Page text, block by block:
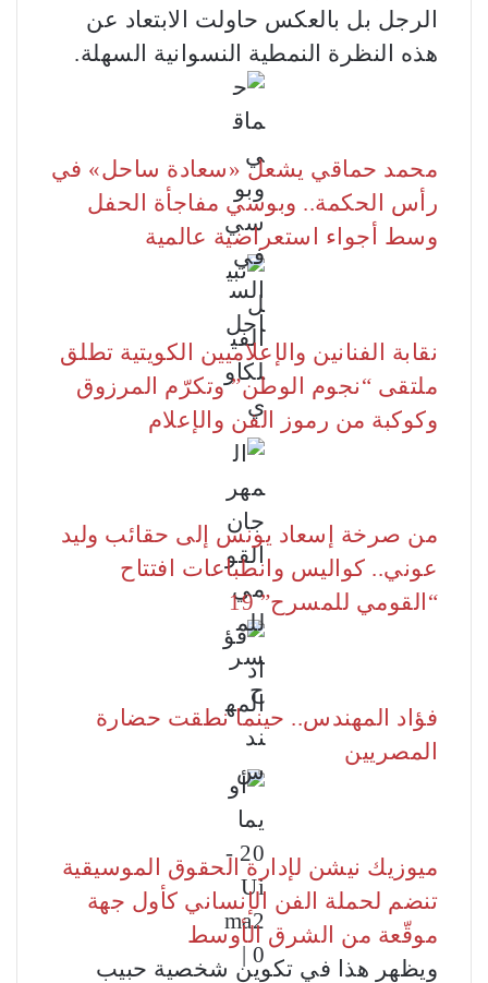
الرجل بل بالعكس حاولت الابتعاد عن
هذه النظرة النمطية النسوانية السهلة.
محمد حماقي يشعل «سعادة ساحل» في
رأس الحكمة.. وبوسي مفاجأة الحفل
وسط أجواء استعراضية عالمية
نقابة الفنانين والإعلاميين الكويتية تطلق
ملتقى “نجوم الوطن” وتكرّم المرزوق
وكوكبة من رموز الفن والإعلام
من صرخة إسعاد يونس إلى حقائب وليد
عوني.. كواليس وانطباعات افتتاح
“القومي للمسرح” 19
فؤاد المهندس.. حينما نطقت حضارة
المصريين
ميوزيك نيشن لإدارة الحقوق الموسيقية
تنضم لحملة الفن الإنساني كأول جهة
موقّعة من الشرق الأوسط
ويظهر هذا في تكوين شخصية حبيب